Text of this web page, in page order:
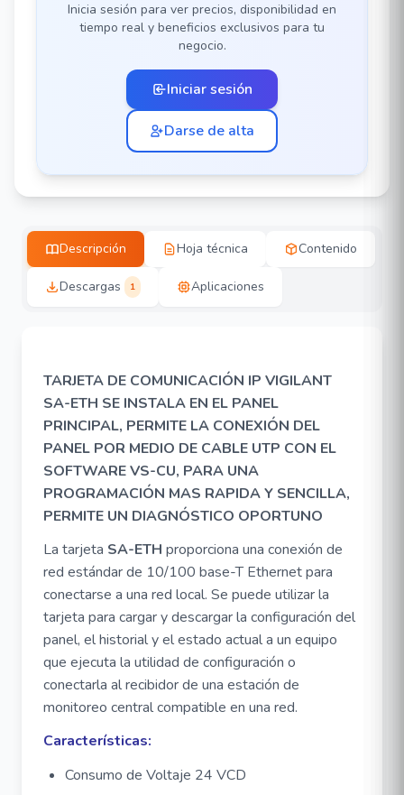
Inicia sesión para ver precios, disponibilidad en
tiempo real y beneficios exclusivos para tu
negocio.
Iniciar sesión
Darse de alta
Descripción Hoja técnica Contenido
Descargas 1 Aplicaciones
TARJETA DE COMUNICACIÓN IP VIGILANT
SA-ETH SE INSTALA EN EL PANEL
PRINCIPAL, PERMITE LA CONEXIÓN DEL
PANEL POR MEDIO DE CABLE UTP CON EL
SOFTWARE VS-CU, PARA UNA
PROGRAMACIÓN MAS RAPIDA Y SENCILLA,
PERMITE UN DIAGNÓSTICO OPORTUNO
La tarjeta SA-ETH proporciona una conexión de
red estándar de 10/100 base-T Ethernet para
conectarse a una red local. Se puede utilizar la
tarjeta para cargar y descargar la configuración del
panel, el historial y el estado actual a un equipo
que ejecuta la utilidad de configuración o
conectarla al recibidor de una estación de
monitoreo central compatible en una red.
Características:
Consumo de Voltaje 24 VCD